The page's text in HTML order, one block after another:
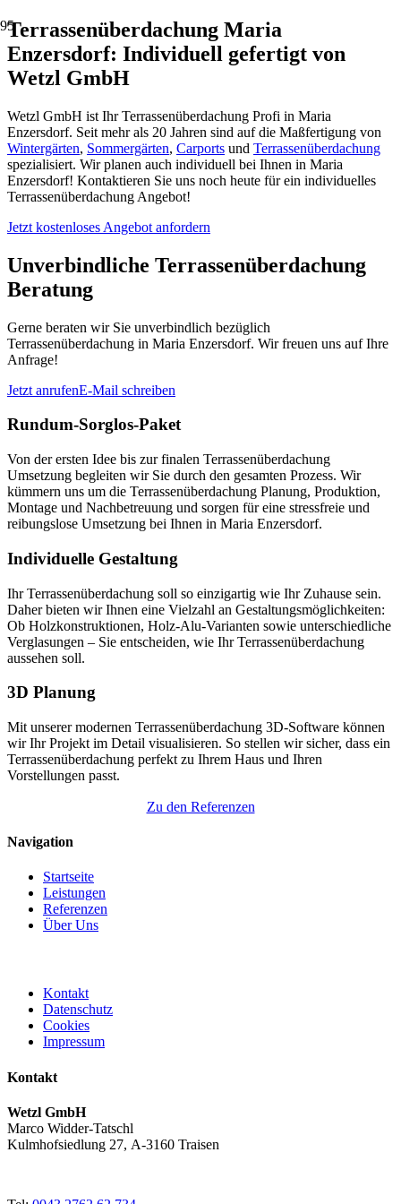
Terrassenüberdachung Maria
Enzersdorf: Individuell gefertigt von
Wetzl GmbH
Wetzl GmbH ist Ihr Terrassenüberdachung Profi in Maria
Enzersdorf. Seit mehr als 20 Jahren sind auf die Maßfertigung von
Wintergärten, Sommergärten, Carports und Terrassenüberdachung
spezialisiert. Wir planen auch individuell bei Ihnen in Maria
Enzersdorf! Kontaktieren Sie uns noch heute für ein individuelles
Terrassenüberdachung Angebot!
Jetzt kostenloses Angebot anfordern
Unverbindliche Terrassenüberdachung
Beratung
Gerne beraten wir Sie unverbindlich bezüglich
Terrassenüberdachung in Maria Enzersdorf. Wir freuen uns auf Ihre
Anfrage!
Jetzt anrufenE-Mail schreiben
Rundum-Sorglos-Paket
Von der ersten Idee bis zur finalen Terrassenüberdachung
Umsetzung begleiten wir Sie durch den gesamten Prozess. Wir
kümmern uns um die Terrassenüberdachung Planung, Produktion,
Montage und Nachbetreuung und sorgen für eine stressfreie und
reibungslose Umsetzung bei Ihnen in Maria Enzersdorf.
Individuelle Gestaltung
Ihr Terrassenüberdachung soll so einzigartig wie Ihr Zuhause sein.
Daher bieten wir Ihnen eine Vielzahl an Gestaltungsmöglichkeiten:
Ob Holzkonstruktionen, Holz-Alu-Varianten sowie unterschiedliche
Verglasungen – Sie entscheiden, wie Ihr Terrassenüberdachung
aussehen soll.
3D Planung
Mit unserer modernen Terrassenüberdachung 3D-Software können
wir Ihr Projekt im Detail visualisieren. So stellen wir sicher, dass ein
Terrassenüberdachung perfekt zu Ihrem Haus und Ihren
Vorstellungen passt.
Zu den Referenzen
Navigation
Startseite
Leistungen
Referenzen
Über Uns
Kontakt
Datenschutz
Cookies
Impressum
Kontakt
Wetzl GmbH
Marco Widder-Tatschl
Kulmhofsiedlung 27, A-3160 Traisen